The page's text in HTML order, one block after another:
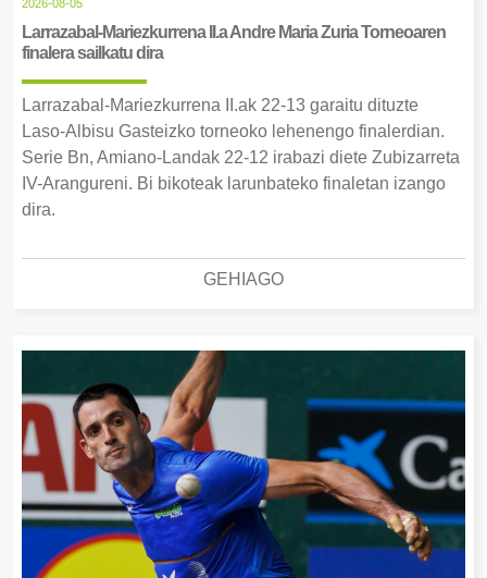
2026-08-05
Larrazabal-Mariezkurrena II.a Andre Maria Zuria Torneoaren
finalera sailkatu dira
Larrazabal-Mariezkurrena II.ak 22-13 garaitu dituzte
Laso-Albisu Gasteizko torneoko lehenengo finalerdian.
Serie Bn, Amiano-Landak 22-12 irabazi diete Zubizarreta
IV-Arangureni. Bi bikoteak larunbateko finaletan izango
dira.
GEHIAGO